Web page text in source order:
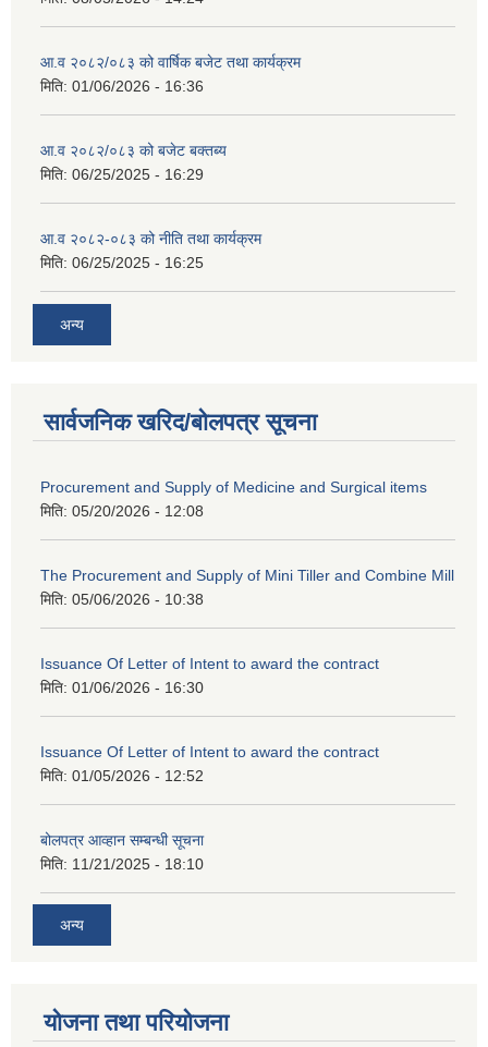
आ.व २०८२/०८३ को वार्षिक बजेट तथा कार्यक्रम
मिति: 01/06/2026 - 16:36
आ.व २०८२/०८३ को बजेट बक्तब्य
मिति: 06/25/2025 - 16:29
आ.व २०८२-०८३ को नीति तथा कार्यक्रम
मिति: 06/25/2025 - 16:25
अन्य
सार्वजनिक खरिद/बोलपत्र सूचना
Procurement and Supply of Medicine and Surgical items
मिति: 05/20/2026 - 12:08
The Procurement and Supply of Mini Tiller and Combine Mill
मिति: 05/06/2026 - 10:38
Issuance Of Letter of Intent to award the contract
मिति: 01/06/2026 - 16:30
Issuance Of Letter of Intent to award the contract
मिति: 01/05/2026 - 12:52
बोलपत्र आव्हान सम्बन्धी सूचना
मिति: 11/21/2025 - 18:10
अन्य
योजना तथा परियोजना